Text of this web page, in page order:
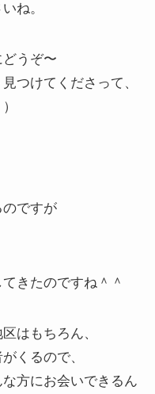
ね。
うぞ〜
つけてくださって、
ですが
きたのですね＾＾
はもちろん、
くるので、
方にお会いできるん